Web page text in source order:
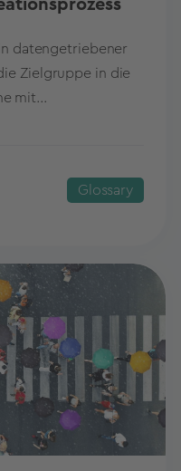
datengetriebener
Zielgruppe in die
mit...
Glossary